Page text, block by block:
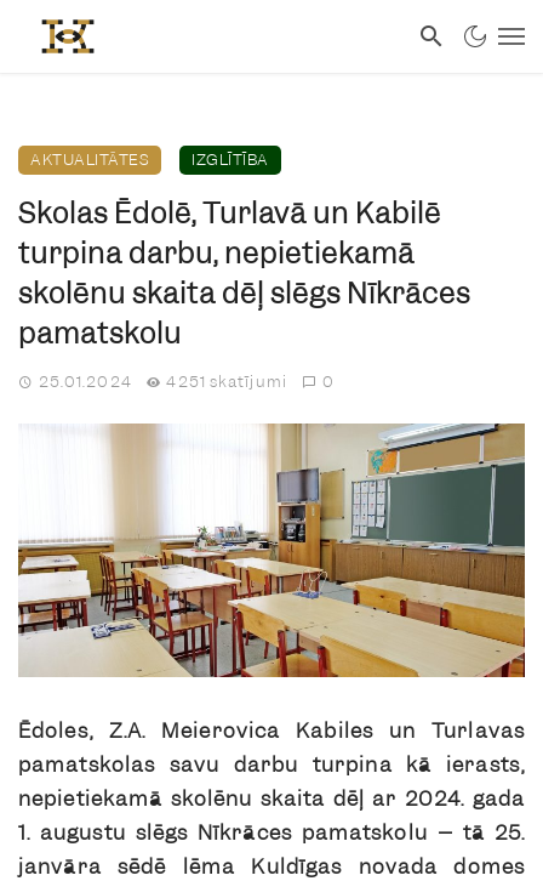
AKTUALITĀTES IZGLĪTĪBA
Skolas Ēdolē, Turlavā un Kabilē
turpina darbu, nepietiekamā
skolēnu skaita dēļ slēgs Nīkrāces
pamatskolu
25.01.2024 4251 skatījumi 0
Ēdoles, Z.A. Meierovica Kabiles un Turlavas
pamatskolas savu darbu turpina kā ierasts,
nepietiekamā skolēnu skaita dēļ ar 2024. gada
1. augustu slēgs Nīkrāces pamatskolu – tā 25.
janvāra sēdē lēma Kuldīgas novada domes